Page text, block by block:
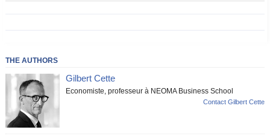
THE AUTHORS
Gilbert Cette
Economiste, professeur à NEOMA Business School
Contact Gilbert Cette